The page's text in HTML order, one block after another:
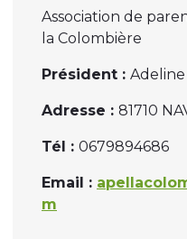
Association de
la Colombière
Président : Adeline
Adresse : 81710
Tél : 0679894686
Email :
m